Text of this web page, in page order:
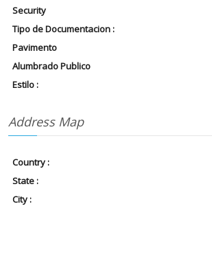
Security
Tipo de Documentacion :
Pavimento
Alumbrado Publico
Estilo :
Address Map
Country :
State :
City :